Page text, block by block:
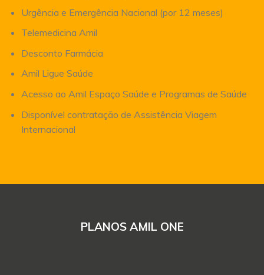
Urgência e Emergência Nacional (por 12 meses)
Telemedicina Amil
Desconto Farmácia
Amil Ligue Saúde
Acesso ao Amil Espaço Saúde e Programas de Saúde
Disponível contratação de Assistência Viagem
Internacional
PLANOS AMIL ONE